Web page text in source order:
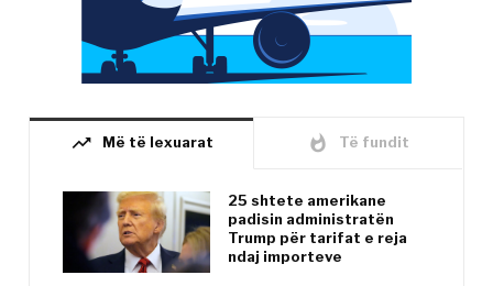
trending_up Më të lexuarat whatshot Të fundit
25 shtete amerikane
padisin administratën
Trump për tarifat e reja
ndaj importeve